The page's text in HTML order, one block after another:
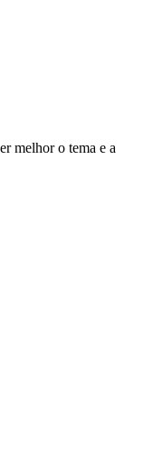
melhor o tema e a